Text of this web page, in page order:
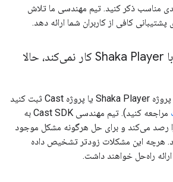
مناسب ذکر کنید. تیم مهندسی ما تلاش
کافی از کاربران شما ارائه دهد.
محتوا یا برنامه من با Shaka Player کار نمی‌کند، حالا
شما باید یک اشکال را در پروژه Shaka Player یا پروژه Cast ثبت کنید
مراجعه کنید). تیم مهندسی Cast SDK به
رصد می‌کند و برای حل هرگونه مشکل موجود
هرچه این مشکلات زودتر تشخیص داده
راه‌حل خواهند داشت.